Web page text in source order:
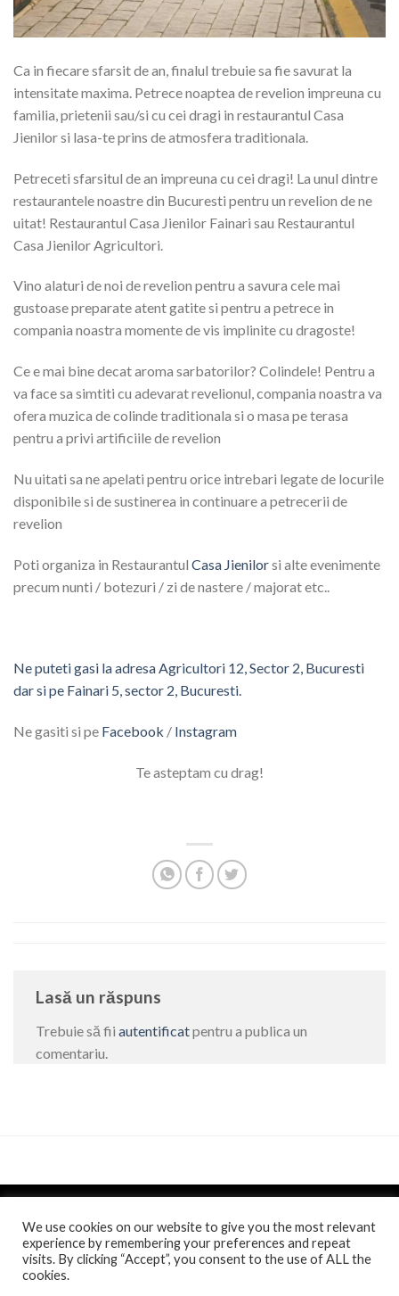
Ca in fiecare sfarsit de an, finalul trebuie sa fie savurat la
intensitate maxima. Petrece noaptea de revelion impreuna cu
familia, prietenii sau/si cu cei dragi in restaurantul Casa
Jienilor si lasa-te prins de atmosfera traditionala.
Petreceti sfarsitul de an impreuna cu cei dragi! La unul dintre
restaurantele noastre din Bucuresti pentru un revelion de ne
uitat! Restaurantul Casa Jienilor Fainari sau Restaurantul
Casa Jienilor Agricultori.
Vino alaturi de noi de revelion pentru a savura cele mai
gustoase preparate atent gatite si pentru a petrece in
compania noastra momente de vis implinite cu dragoste!
Ce e mai bine decat aroma sarbatorilor? Colindele! Pentru a
va face sa simtiti cu adevarat revelionul, compania noastra va
ofera muzica de colinde traditionala si o masa pe terasa
pentru a privi artificiile de revelion
Nu uitati sa ne apelati pentru orice intrebari legate de locurile
disponibile si de sustinerea in continuare a petrecerii de
revelion
Poti organiza in Restaurantul Casa Jienilorsi alte evenimente
precum nunti / botezuri / zi de nastere / majorat etc..
Ne puteti gasi la adresa Agricultori 12, Sector 2, Bucuresti
dar si pe Fainari 5, sector 2, Bucuresti.
Ne gasiti si pe Facebook / Instagram
Te asteptam cu drag!
Lasă un răspuns
Trebuie să fii autentificatpentru a publica un
comentariu.
Politica de confidentialitatesiPolitica de cookie/Anunt/
We use cookies on our website to give you the most relevant
experience by remembering your preferences and repeat
visits. By clicking “Accept”, you consent to the use of ALL the
cookies.